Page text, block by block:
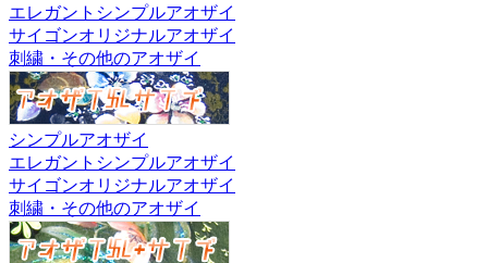
エレガントシンプルアオザイ
サイゴンオリジナルアオザイ
刺繍・その他のアオザイ
シンプルアオザイ
エレガントシンプルアオザイ
サイゴンオリジナルアオザイ
刺繍・その他のアオザイ